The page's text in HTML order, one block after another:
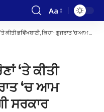
Font
Aa
ਕਿਹਾ- ਗੁਜਰਾਤ ‘ਚ ਆਮ ਆਦਮੀ ਪਾਰਟੀ ਦੀ ਬਣੇਗੀ ਸਰਕਾਰ
‘ਤੇ ਕੀਤੀ
‘ਚ ਆਮ
ਸਰਕਾਰ